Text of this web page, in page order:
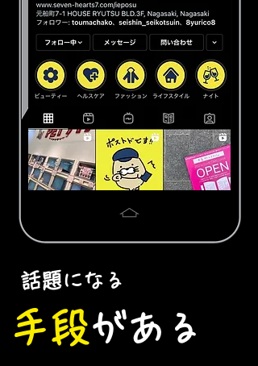
手段があ る
話題になる